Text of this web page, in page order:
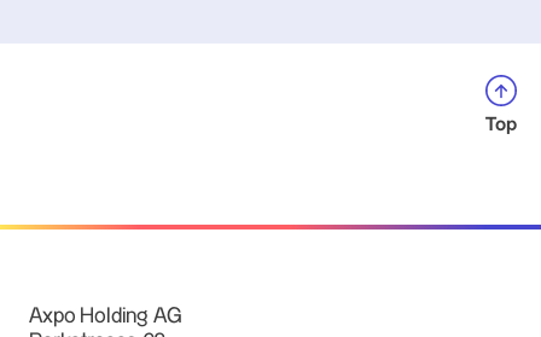
Top
Axpo Holding AG